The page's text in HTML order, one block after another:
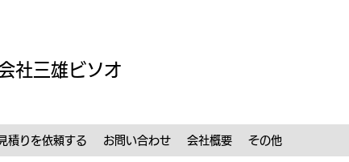
社三雄ビソオ
積りを依頼する お問い合わせ 会社概要 その他